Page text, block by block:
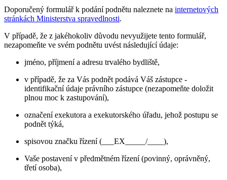
Doporučený formulář k podání podnětu naleznete na internetových
stránkách Ministerstva spravedlnosti.
V případě, že z jakéhokoliv důvodu nevyužijete tento formulář,
nezapomeňte ve svém podnětu uvést následující údaje:
jméno, příjmení a adresu trvalého bydliště,
v případě, že za Vás podnět podává Váš zástupce -
identifikační údaje právního zástupce (nezapomeňte doložit
plnou moc k zastupování),
označení exekutora a exekutorského úřadu, jehož postupu se
podnět týká,
spisovou značku řízení (___EX_____/____),
Vaše postavení v předmětném řízení (povinný, oprávněný,
třetí osoba),